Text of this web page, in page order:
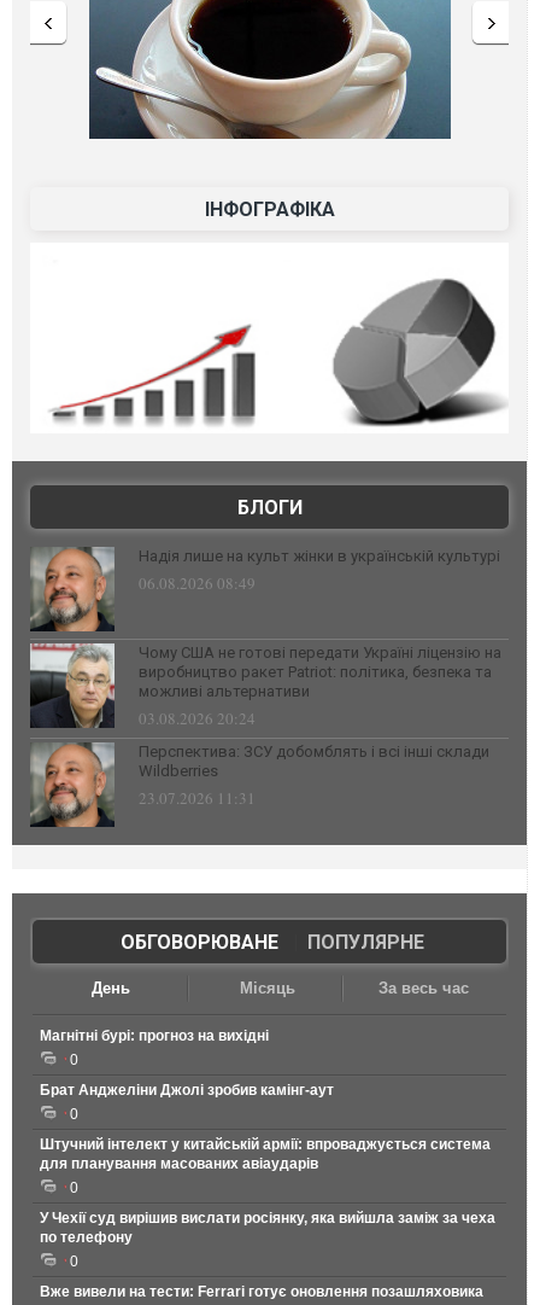
ІНФОГРАФІКА
БЛОГИ
Надія лише на культ жінки в українській культурі
06.08.2026 08:49
Чому США не готові передати Україні ліцензію на
виробництво ракет Patriot: політика, безпека та
можливі альтернативи
03.08.2026 20:24
Перспектива: ЗСУ добомблять і всі інші склади
Wildberries
23.07.2026 11:31
ОБГОВОРЮВАНЕ| ПОПУЛЯРНЕ
День Місяць За весь час
Магнітні бурі: прогноз на вихідні
0
Брат Анджеліни Джолі зробив камінг-аут
0
Штучний інтелект у китайській армії: впроваджується система
для планування масованих авіаударів
0
У Чехії суд вирішив вислати росіянку, яка вийшла заміж за чеха
по телефону
0
Вже вивели на тести: Ferrari готує оновлення позашляховика